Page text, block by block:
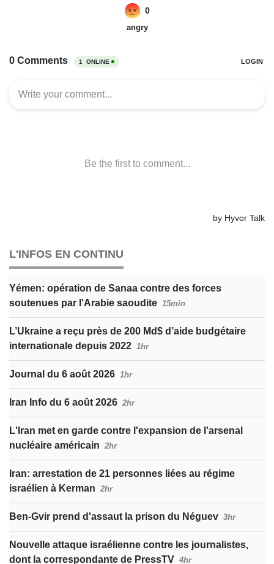
L'INFOS EN CONTINU
Yémen: opération de Sanaa contre des forces
soutenues par l'Arabie saoudite 15min
L’Ukraine a reçu près de 200 Md$ d’aide budgétaire
internationale depuis 2022 1hr
Journal du 6 août 2026 1hr
Iran Info du 6 août 2026 2hr
L'Iran met en garde contre l'expansion de l'arsenal
nucléaire américain 2hr
Iran: arrestation de 21 personnes liées au régime
israélien à Kerman 2hr
Ben-Gvir prend d'assaut la prison du Néguev 3hr
Nouvelle attaque israélienne contre les journalistes,
dont la correspondante de PressTV 4hr